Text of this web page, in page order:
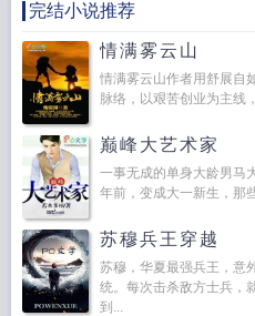
完结小说推荐
情满雾云山
情满雾云山作者用舒展自
脉络，以艰苦创业为主线
巅峰大艺术家
一事无成的单身大龄男马
年前，变成大一新生，那
苏穆兵王穿越
苏穆，华夏最强兵王，意
统。每次击杀敌方士兵，
到...